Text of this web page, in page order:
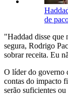
de
"Haddad disse que
segura, Rodrigo
sobrar receita. Eu
O líder do governo
contas do impacto
serão suficientes ou